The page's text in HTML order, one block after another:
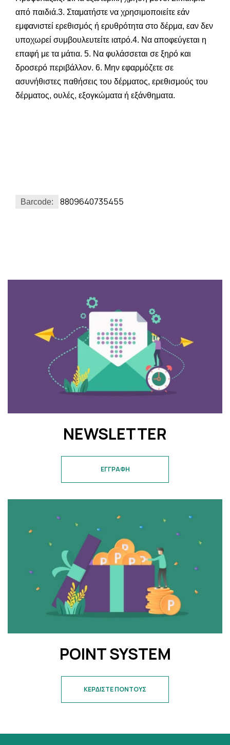
από παιδιά.3. Σταματήστε να χρησιμοποιείτε εάν
εμφανιστεί ερεθισμός ή ερυθρότητα στο δέρμα, εαν δεν
υποχωρεί συμβουλευτείτε ιατρό.4. Να αποφεύγεται η
επαφή με τα μάτια. 5. Να φυλάσσεται σε ξηρό και
δροσερό περιβάλλον. 6. Μην εφαρμόζετε σε
ασυνήθιστες παθήσεις του δέρματος, ερεθισμούς του
δέρματος, ουλές, εξογκώματα ή εξάνθηματα.
Barcode: 8809640735455
NEWSLETTER
ΕΓΓΡΑΦΗ
POINT SYSTEM
ΚΕΡΔΙΣΤΕ ΠΟΝΤΟΥΣ